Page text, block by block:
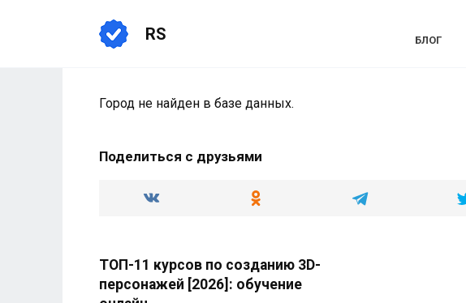
RS БЛОГ
Город не найден в базе данных.
Поделиться с друзьями
ТОП-11 курсов по созданию 3D-
персонажей [2026]: обучение